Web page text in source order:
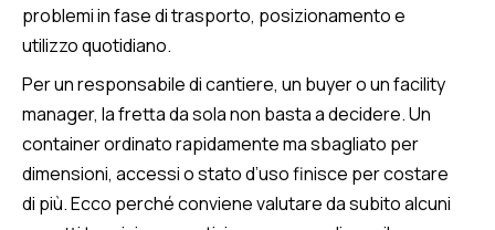
problemi in fase di trasporto, posizionamento e
utilizzo quotidiano.
Per un responsabile di cantiere, un buyer o un facility
manager, la fretta da sola non basta a decidere. Un
container ordinato rapidamente ma sbagliato per
dimensioni, accessi o stato d’uso finisce per costare
di più. Ecco perché conviene valutare da subito alcuni